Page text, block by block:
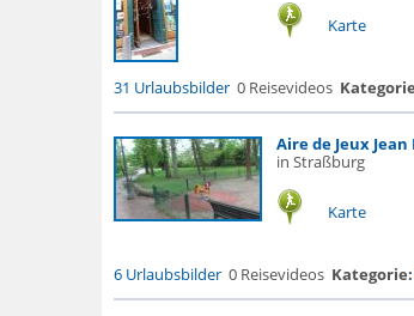
Karte
31 Urlaubsbilder 0 Reisevideos
Aire de Jeux
in Straßburg
Karte
6 Urlaubsbilder 0 Reisevideos Kategorie: